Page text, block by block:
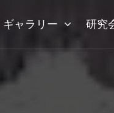
ギャラリー 研究